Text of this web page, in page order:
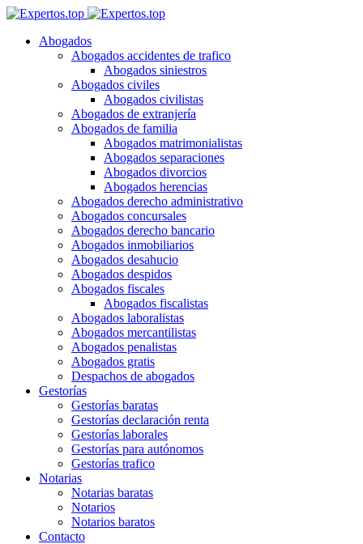
Abogados
Abogados accidentes de trafico
Abogados siniestros
Abogados civiles
Abogados civilistas
Abogados de extranjería
Abogados de familia
Abogados matrimonialistas
Abogados separaciones
Abogados divorcios
Abogados herencias
Abogados derecho administrativo
Abogados concursales
Abogados derecho bancario
Abogados inmobiliarios
Abogados desahucio
Abogados despidos
Abogados fiscales
Abogados fiscalistas
Abogados laboralistas
Abogados mercantilistas
Abogados penalistas
Abogados gratis
Despachos de abogados
Gestorías
Gestorías baratas
Gestorías declaración renta
Gestorías laborales
Gestorías para autónomos
Gestorías trafico
Notarias
Notarias baratas
Notarios
Notarios baratos
Contacto